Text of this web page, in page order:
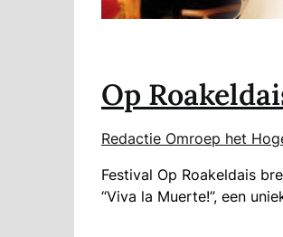
Op
Redactie Omroep het
Festival Op Roakeldais
“Viva la Muerte!”, een